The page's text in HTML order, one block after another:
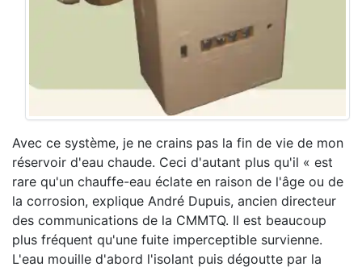
Avec ce système, je ne crains pas la fin de vie de mon
réservoir d'eau chaude. Ceci d'autant plus qu'il « est
rare qu'un chauffe-eau éclate en raison de l'âge ou de
la corrosion, explique André Dupuis, ancien directeur
des communications de la CMMTQ. Il est beaucoup
plus fréquent qu'une fuite imperceptible survienne.
L'eau mouille d'abord l'isolant puis dégoutte par la